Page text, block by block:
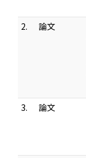
2. 論文
3.
論文